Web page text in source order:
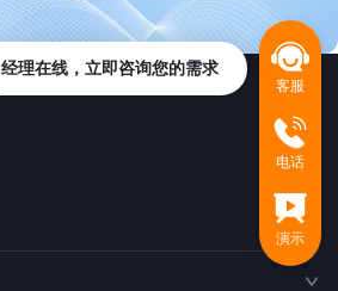
客服
电话
演示
经理在线，立即咨询您的需求